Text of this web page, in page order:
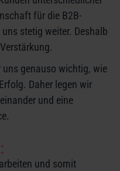
für die B2B-
stetig weiter. Deshalb
genauso wichtig, wie
Daher legen wir
und eine
und somit